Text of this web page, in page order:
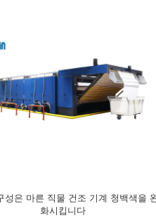
편성포를 위한 자동 풍선기구 패더 구
성 압축기 직물 드라이어 기계